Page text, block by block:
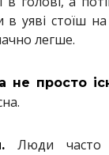
в уяві стоїш
легше.
не просто
Люди часто